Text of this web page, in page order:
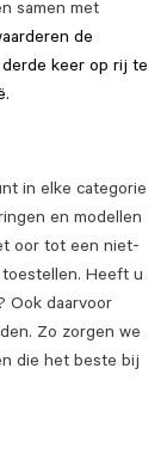
samen met
de
keer op rij te
in elke categorie
en modellen
oor tot een niet-
Heeft u
Ook daarvoor
Zo zorgen we
die het beste bij